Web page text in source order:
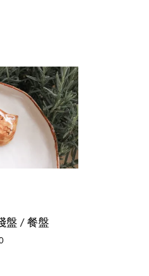
盤 / 餐盤